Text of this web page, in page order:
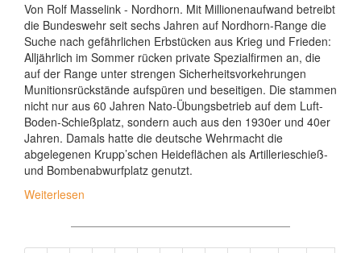
Von Rolf Masselink - Nordhorn. Mit Millionenaufwand betreibt
die Bundeswehr seit sechs Jahren auf Nordhorn-Range die
Suche nach gefährlichen Erbstücken aus Krieg und Frieden:
Alljährlich im Sommer rücken private Spezialfirmen an, die
auf der Range unter strengen Sicherheitsvorkehrungen
Munitionsrückstände aufspüren und beseitigen. Die stammen
nicht nur aus 60 Jahren Nato-Übungsbetrieb auf dem Luft-
Boden-Schießplatz, sondern auch aus den 1930er und 40er
Jahren. Damals hatte die deutsche Wehrmacht die
abgelegenen Krupp’schen Heideflächen als Artillerieschieß-
und Bombenabwurfplatz genutzt.
Weiterlesen